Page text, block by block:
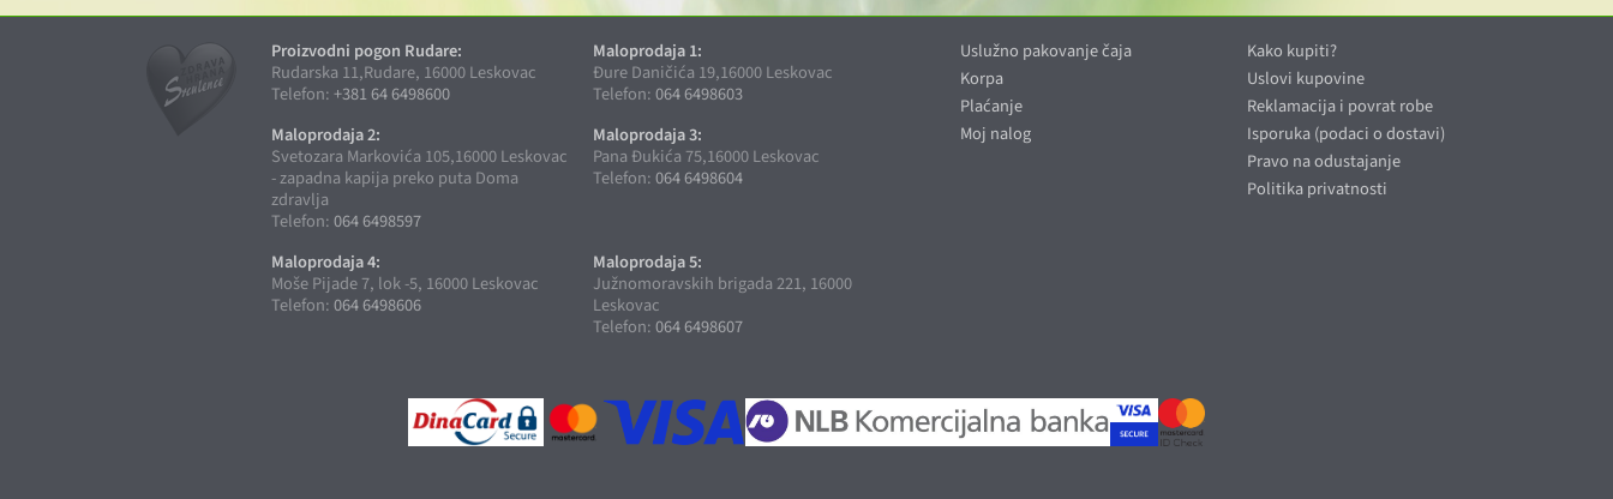
Proizvodni pogon Rudare:
Rudarska 11,Rudare, 16000 Leskovac
Telefon:+381 64 6498600
Maloprodaja 1:
Đure Daničića 19,16000 Leskovac
Telefon:064 6498603
Maloprodaja 2:
Svetozara Markovića 105,16000 Leskovac
- zapadna kapija preko puta Doma
zdravlja
Telefon:064 6498597
Maloprodaja 3:
Pana Đukića 75,16000 Leskovac
Telefon:064 6498604
Maloprodaja 4:
Moše Pijade 7, lok -5, 16000 Leskovac
Telefon:064 6498606
Maloprodaja 5:
Južnomoravskih brigada 221, 16000
Leskovac
Telefon:064 6498607
Uslužno pakovanje čaja
Korpa
Plaćanje
Moj nalog
Kako kupiti?
Uslovi kupovine
Reklamacija i povrat robe
Isporuka (podaci o dostavi)
Pravo na odustajanje
Politika privatnosti